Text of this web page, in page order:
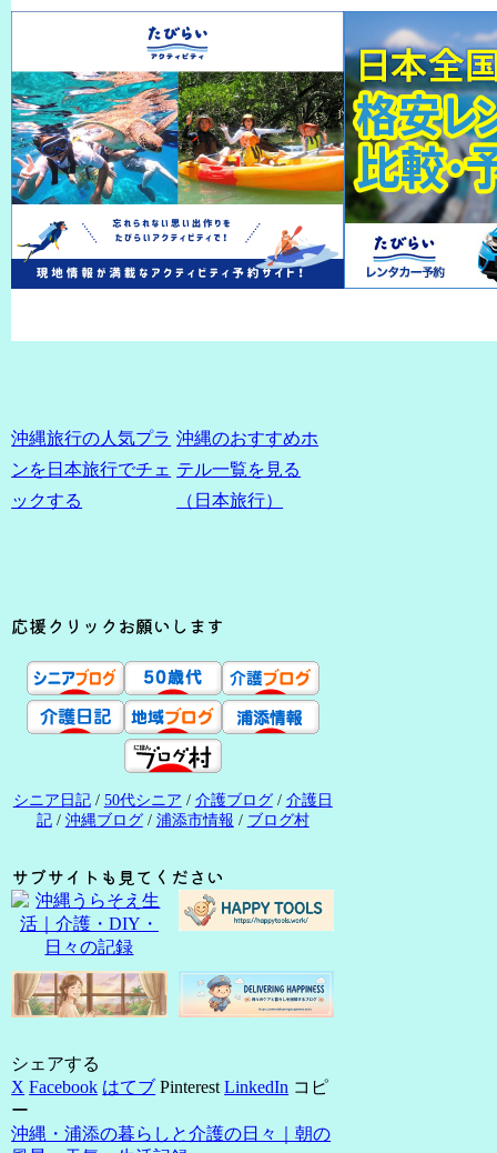
沖縄旅行の人気プラ
ンを日本旅行でチェ
ックする
沖縄のおすすめホ
テル一覧を見る
（日本旅行）
応援クリックお願いします
シニア日記/ 50代シニア / 介護ブログ/ 介護日
記/ 沖縄ブログ/ 浦添市情報 / ブログ村
サブサイトも見てください
シェアする
X Facebook はてブ Pinterest LinkedIn コピ
ー
沖縄・浦添の暮らしと介護の日々｜朝の